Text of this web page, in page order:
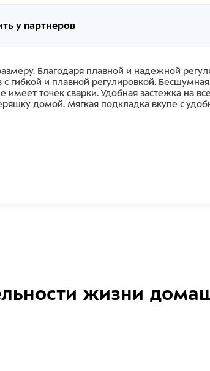
у партнеров
Благодаря плавной и надежной
и плавной регулировкой.
точек сварки. Удобная застежка на
домой. Мягкая подкладка вкупе с
жизни